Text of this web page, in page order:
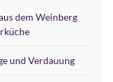
dem Weinberg
und Verdauung